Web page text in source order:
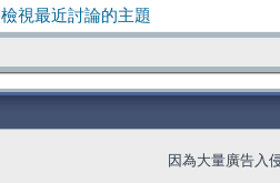
檢視最近討論的主題
因為大量廣告入